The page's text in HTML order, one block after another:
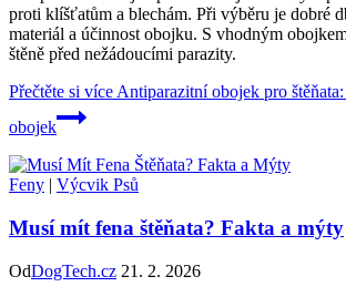
proti klíšťatům a blechám. Při výběru je dobré
materiál a účinnost obojku. S vhodným
štěně před nežádoucími parazity.
Přečtěte si více Antiparazitní obojek pro
obojek
Feny | Výcvik Psů
Musí mít fena štěňata? Fakta a mýty
OdDogTech.cz 21. 2. 2026